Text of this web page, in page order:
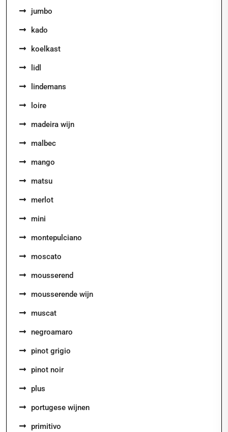
jumbo
kado
koelkast
lidl
lindemans
loire
madeira wijn
malbec
mango
matsu
merlot
mini
montepulciano
moscato
mousserend
mousserende wijn
muscat
negroamaro
pinot grigio
pinot noir
plus
portugese wijnen
primitivo